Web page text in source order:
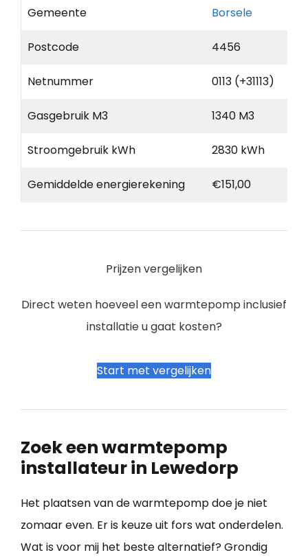
Gemeente Borsele
Postcode 4456
Netnummer 0113 (+31113)
Gasgebruik M3 1340 M3
Stroomgebruik kWh 2830 kWh
Gemiddelde energierekening €151,00
Prijzen vergelijken
Direct weten hoeveel een warmtepomp inclusief
installatie u gaat kosten?
Start met vergelijken
Zoek een warmtepomp
installateur in Lewedorp
Het plaatsen van de warmtepomp doe je niet
zomaar even. Er is keuze uit fors wat onderdelen.
Wat is voor mij het beste alternatief? Grondig